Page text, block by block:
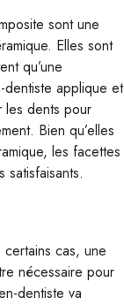
sont une
Elles sont
qu’une
dentiste applique et
les dents pour
Bien qu’elles
les facettes
cas, une
nécessaire pour
dentiste va